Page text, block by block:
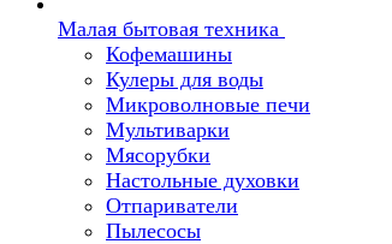
Малая бытовая техника
Кофемашины
Кулеры для воды
Микроволновые печи
Мультиварки
Мясорубки
Настольные духовки
Отпариватели
Пылесосы